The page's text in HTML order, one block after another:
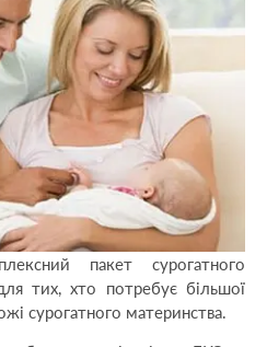
пакет сурогатного
тих, хто потребує більшої
сурогатного материнства.